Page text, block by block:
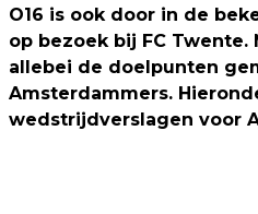
O16 is ook door in de
op bezoek bij FC Twente.
allebei de doelpunten
Amsterdammers.
wedstrijdverslagen voor